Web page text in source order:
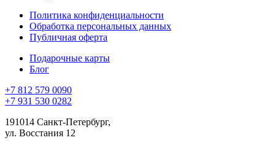
Политика конфиденциальности
Обработка персональных данных
Публичная оферта
Подарочные карты
Блог
+7 812 579 0090
+7 931 530 0282
191014 Санкт-Петербург,
ул. Восстания 12